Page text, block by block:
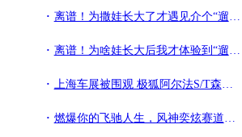
离谱！为撒娃长大了才遇见介个“遛娃神器”
离谱！为啥娃长大后我才体验到“遛娃神器”
上海车展被围观 极狐阿尔法S/T森林版带你一起“森”呼吸
燃爆你的飞驰人生，风神奕炫赛道版劲酷上市